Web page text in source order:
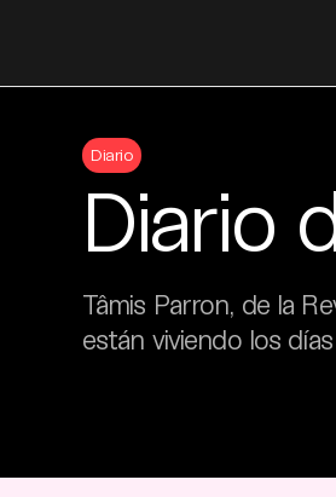
Diario
Diario
Tâmis Parron, de la
están viviendo los